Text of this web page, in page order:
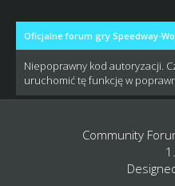
Oficjalne forum gry Speedway-
Niepoprawny kod autoryzacji.
uruchomić tę funkcję w
Community